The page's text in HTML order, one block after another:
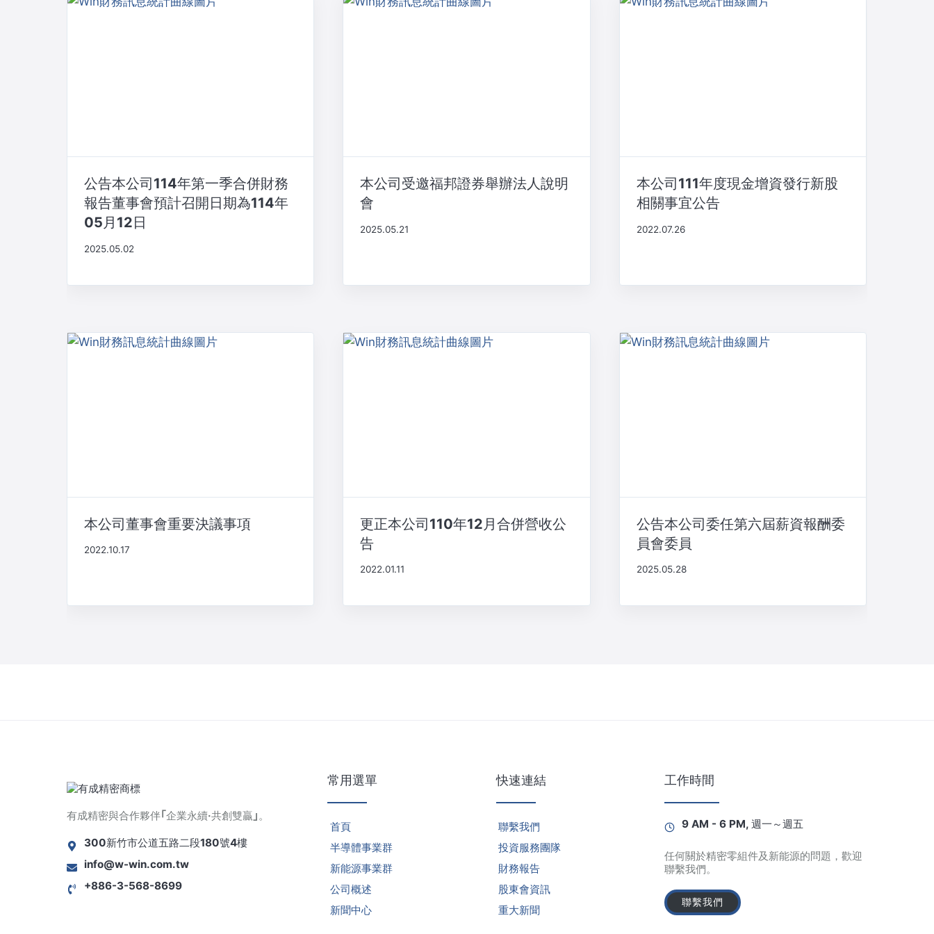
公告本公司114年第一季合併財務
報告董事會預計召開日期為114年
05月12日
2025.05.02
本公司受邀福邦證券舉辦法人說明
會
2025.05.21
本公司111年度現金增資發行新股
相關事宜公告
2022.07.26
本公司董事會重要決議事項
2022.10.17
更正本公司110年12月合併營收公
告
2022.01.11
公告本公司委任第六屆薪資報酬委
員會委員
2025.05.28
有成精密與合作夥伴｢企業永續·共創雙贏｣。
300新竹市公道五路二段180號4樓
info@w-win.com.tw
+886-3-568-8699
常用選單
首頁
半導體事業群
新能源事業群
公司概述
新聞中心
快速連結
聯繫我們
投資服務團隊
財務報告
股東會資訊
重大新聞
工作時間
9 AM - 6 PM, 週一～週五
任何關於精密零組件及新能源的問題，歡迎
聯繫我們。
聯繫我們